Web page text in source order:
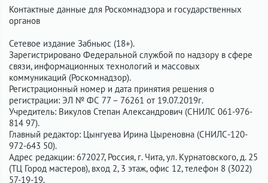
Контактные данные для Роскомнадзора и государственных
органов
Сетевое издание Забньюс (18+).
Зарегистрировано Федеральной службой по надзору в сфере
связи, информационных технологий и массовых
коммуникаций (Роскомнадзор).
Регистрационный номер и дата принятия решения о
регистрации: ЭЛ № ФС 77 – 76261 от 19.07.2019г.
Учредитель: Викулов Степан Александрович (СНИЛС 061-976-
814 97).
Главный редактор: Цынгуева Ирина Цыреновна (СНИЛС-120-
972-643 50).
Адрес редакции: 672027, Россия, г. Чита, ул. Курнатовского, д. 25
(ТЦ Город мастеров), вход 2, 3 этаж, офис 12, телефон 8 (3022)
57-19-19.